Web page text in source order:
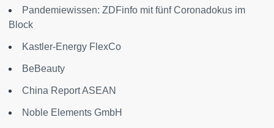
Pandemiewissen: ZDFinfo mit fünf Coronadokus im
Block
Kastler-Energy FlexCo
BeBeauty
China Report ASEAN
Noble Elements GmbH